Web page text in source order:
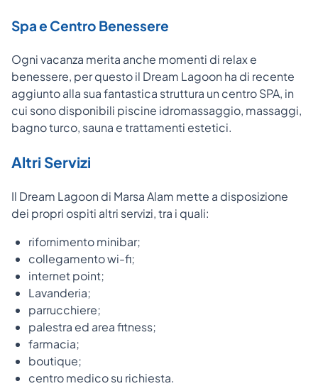
Spa e Centro Benessere
Ogni vacanza merita anche momenti di relax e
benessere, per questo il Dream Lagoon ha di recente
aggiunto alla sua fantastica struttura un centro SPA, in
cui sono disponibili piscine idromassaggio, massaggi,
bagno turco, sauna e trattamenti estetici.
Altri Servizi
Il Dream Lagoon di Marsa Alam mette a disposizione
dei propri ospiti altri servizi, tra i quali:
rifornimento minibar;
collegamento wi-fi;
internet point;
Lavanderia;
parrucchiere;
palestra ed area fitness;
farmacia;
boutique;
centro medico su richiesta.